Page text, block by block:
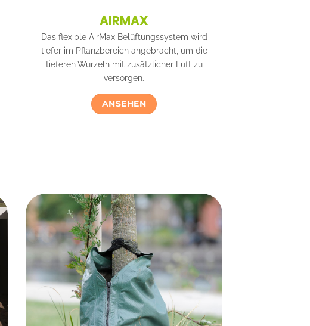
AIRMAX
Das flexible AirMax Belüftungssystem wird
tiefer im Pflanzbereich angebracht, um die
tieferen Wurzeln mit zusätzlicher Luft zu
versorgen.
ANSEHEN